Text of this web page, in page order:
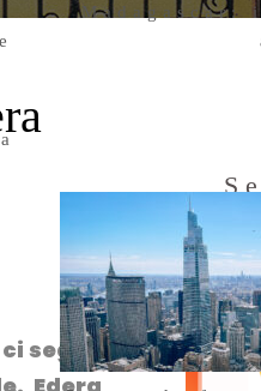
segue